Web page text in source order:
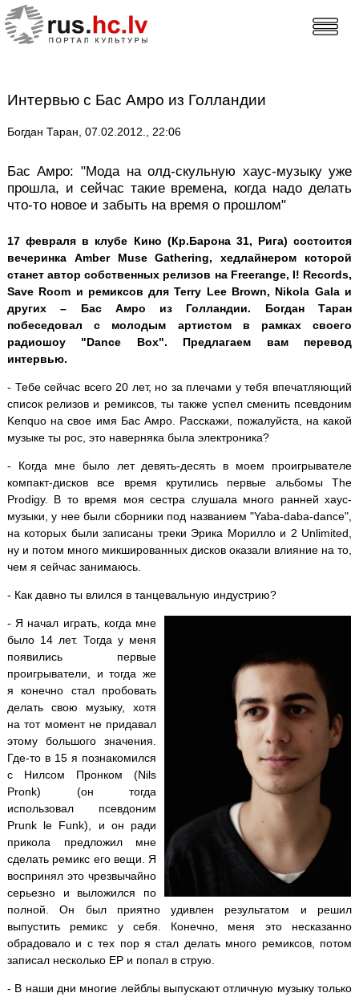
Интервью с Бас Амро из Голландии
Богдан Таран, 07.02.2012., 22:06
Бас Амро: "Mода на олд-скульную хаус-музыку уже
прошла, и сейчас такие времена, когда надо делать
что-то новое и забыть на время о прошлом"
17 февраля в клубе Кино (Кр.Барона 31, Рига) состоится
вечеринка Amber Muse Gathering, хедлайнером которой
станет автор собственных релизов на Freerange, I! Records,
Save Room и ремиксов для Terry Lee Brown, Nikola Gala и
других – Бас Амро из Голландии. Богдан Таран
побеседовал с молодым артистом в рамках своего
радиошоу "Dance Box". Предлагаем вам перевод
интервью.
- Тебе сейчас всего 20 лет, но за плечами у тебя впечатляющий
список релизов и ремиксов, ты также успел сменить псевдоним
Kenquo на свое имя Бас Амро. Расскажи, пожалуйста, на какой
музыке ты рос, это наверняка была электроника?
- Когда мне было лет девять-десять в моем проигрывателе
компакт-дисков все время крутились первые альбомы The
Prodigy. В то время моя сестра слушала много ранней хаус-
музыки, у нее были сборники под названием "Yaba-daba-dance",
на которых были записаны треки Эрика Морилло и 2 Unlimited,
ну и потом много микшированных дисков оказали влияние на то,
чем я сейчас занимаюсь.
- Как давно ты влился в танцевальную индустрию?
- Я начал играть, когда мне
было 14 лет. Тогда у меня
появились первые
проигрыватели, и тогда же
я конечно стал пробовать
делать свою музыку, хотя
на тот момент не придавал
этому большого значения.
Где-то в 15 я познакомился
с Нилсом Пронком (Nils
Pronk) (он тогда
использовал псевдоним
Prunk le Funk), и он ради
прикола предложил мне
сделать ремикс его вещи. Я
воспринял это чрезвычайно
серьезно и выложился по
полной. Он был приятно удивлен результатом и решил
выпустить ремикс у себя. Конечно, меня это несказанно
обрадовало и с тех пор я стал делать много ремиксов, потом
записал несколько EP и попал в струю.
- В наши дни многие лейблы выпускают отличную музыку только